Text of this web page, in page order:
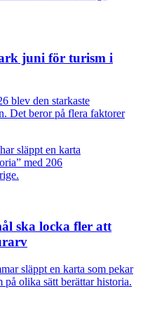
juni för turism i
blev den starkaste
Det beror på flera faktorer
ska locka fler att
släppt en karta som pekar
olika sätt berättar historia.